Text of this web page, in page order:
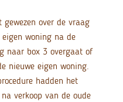
gewezen over de vraag
woning na de
naar box 3 overgaat of
nieuwe eigen woning.
hadden het
verkoop van de oude